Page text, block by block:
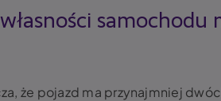
samochodu
że pojazd ma przynajmniej